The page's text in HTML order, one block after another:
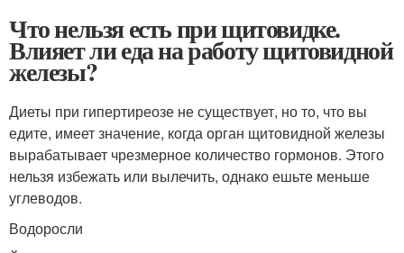
Что нельзя есть при щитовидке.
Влияет ли еда на работу щитовидной
железы?
Диеты при гипертиреозе не существует, но то, что вы
едите, имеет значение, когда орган щитовидной железы
вырабатывает чрезмерное количество гормонов. Этого
нельзя избежать или вылечить, однако ешьте меньше
углеводов.
Водоросли